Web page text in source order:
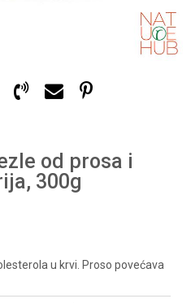
od prosa i
300g
u krvi. Proso povećava